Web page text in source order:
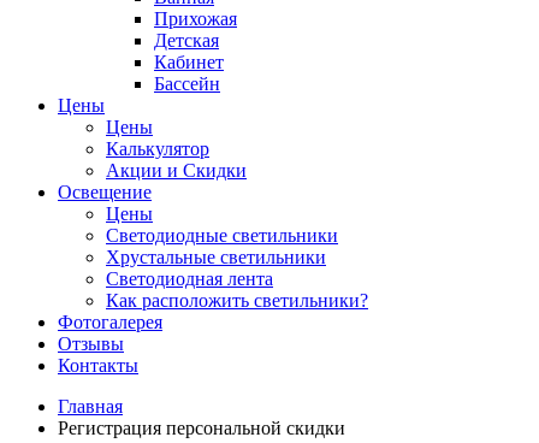
Прихожая
Детская
Кабинет
Бассейн
Цены
Цены
Калькулятор
Акции и Скидки
Освещение
Цены
Светодиодные светильники
Хрустальные светильники
Светодиодная лента
Как расположить светильники?
Фотогалерея
Отзывы
Контакты
Главная
Регистрация персональной скидки